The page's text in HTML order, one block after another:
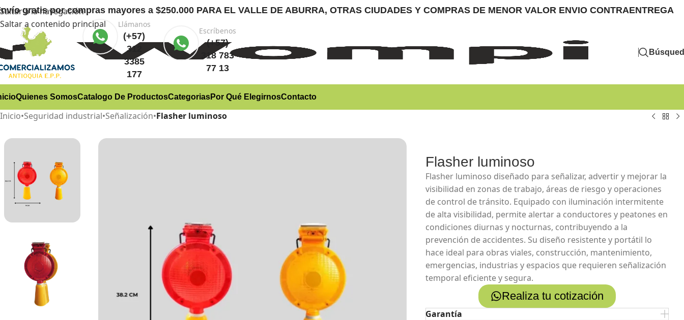
Saltar a la navegación
Saltar a contenido principal
gratispor compras mayores a $250.000 PARA EL VALLE DE ABURRA, OTRAS CIUDADES Y COMPRAS DE MENOR VALOR ENVIO CONTRAENTREGA
Llámanos
(+57)
312
3385
177
Escríbenos
(+57)
318 783
77 13
Quienes SomosCatalogo De ProductosCategoriasPor Qué ElegirnosContacto
Inicio•Seguridad industrial•Señalización•Flasher luminoso
Flasher luminoso
Flasher luminoso diseñado para señalizar, advertir y mejorar la
visibilidad en zonas de trabajo, áreas de riesgo y operaciones
de control de tránsito. Equipado con iluminación intermitente
de alta visibilidad, permite alertar a conductores y peatones en
condiciones diurnas y nocturnas, contribuyendo a la
prevención de accidentes. Su diseño resistente y portátil lo
hace ideal para obras viales, construcción, mantenimiento,
emergencias, industrias y espacios que requieren señalización
temporal eficiente y segura.
Realiza tu cotización
Garantía